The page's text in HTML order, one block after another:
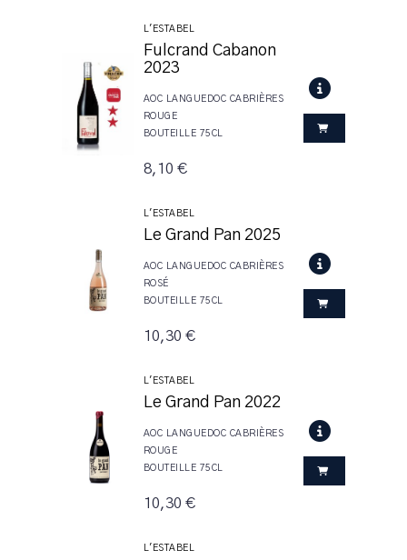
L'ESTABEL
Fulcrand Cabanon
2023
AOC LANGUEDOC CABRIÈRES
ROUGE
BOUTEILLE 75CL
8,10 €
L'ESTABEL
Le Grand Pan 2025
AOC LANGUEDOC CABRIÈRES
ROSÉ
BOUTEILLE 75CL
10,30 €
L'ESTABEL
Le Grand Pan 2022
AOC LANGUEDOC CABRIÈRES
ROUGE
BOUTEILLE 75CL
10,30 €
L'ESTABEL